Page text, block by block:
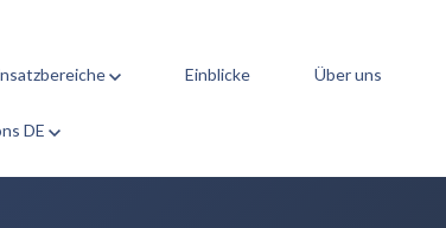
Einblicke Über uns
DE